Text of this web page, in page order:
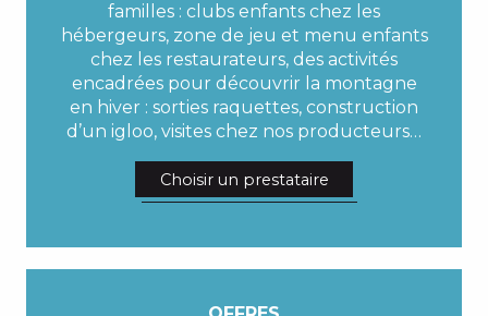
familles : clubs enfants chez les
hébergeurs, zone de jeu et menu enfants
chez les restaurateurs, des activités
encadrées pour découvrir la montagne
en hiver : sorties raquettes, construction
d’un igloo, visites chez nos producteurs…
Choisir un prestataire